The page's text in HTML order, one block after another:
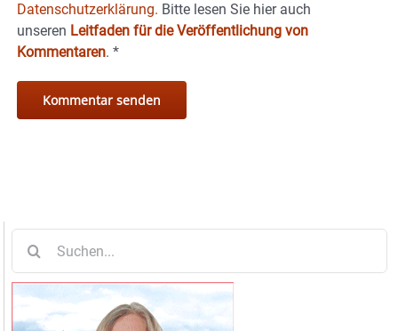
Datenschutzerklärung. Bitte lesen Sie hier auch
unseren Leitfaden für die Veröffentlichung von
Kommentaren. *
nach: